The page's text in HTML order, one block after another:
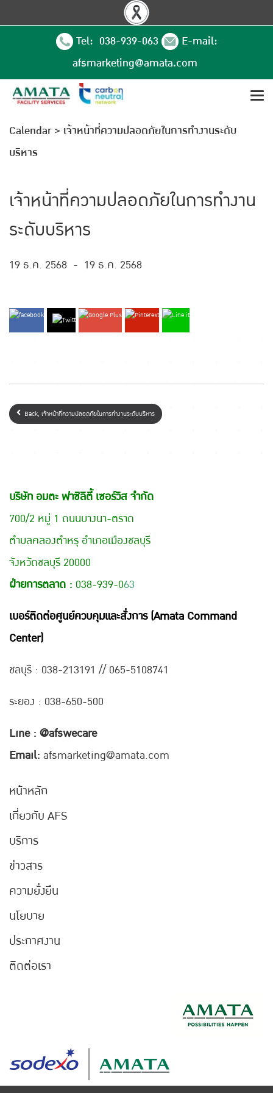
Tel: 038-939-063
E-mail:
afsmarketing@amata.com
Calendar> เจ้าหน้าที่ความปลอดภัยในการทำงานระดับ
บริหาร
เจ้าหน้าที่ความปลอดภัยในการทำงาน
ระดับบริหาร
19 ธ.ค. 2568 - 19 ธ.ค. 2568
Back, เจ้าหน้าที่ความปลอดภัยในการทำงานระดับบริหาร
บริษัท อมตะ ฟาซิลิตี้ เซอร์วิส จำกัด
700/2 หมู่ 1 ถนนบางนา-ตราด
ตำบลคลองตำหรุ อำเภอเมืองชลบุรี
จังหวัดชลบุรี 20000
ฝ่ายการตลาด : 038-939-063
เบอร์ติดต่อศูนย์ควบคุมและสั่งการ (Amata Command
Center)
ชลบุรี : 038-213191 // 065-5108741
ระยอง : 038-650-500
Line : @afswecare
Email: afsmarketing@amata.com
หน้าหลัก
เกี่ยวกับ AFS
บริการ
ข่าวสาร
ความยั่งยืน
นโยบาย
ประกาศงาน
ติดต่อเรา